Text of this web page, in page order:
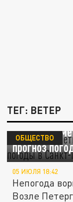
ТЕГ: ВЕТЕР
Торнадо
прогноз
ОБЩЕСТВО
05 ИЮЛЯ 18:42
Непогода
Возле